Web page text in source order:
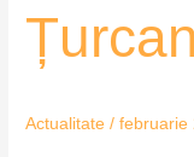
Actualitate /februarie